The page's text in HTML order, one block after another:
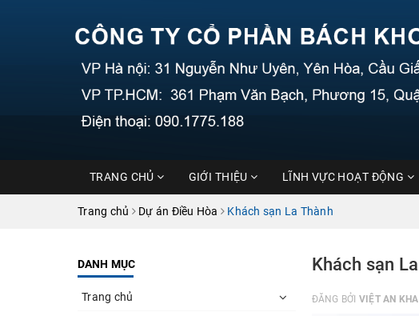
TRANG CHỦ GIỚI THIỆU LĨNH VỰC HOẠT ĐỘNG
Trang chủ Dự án Điều Hòa Khách sạn La Thành
Khách sạn
ĐĂNG BỞI VIỆT AN
DANH MỤC
Trang chủ